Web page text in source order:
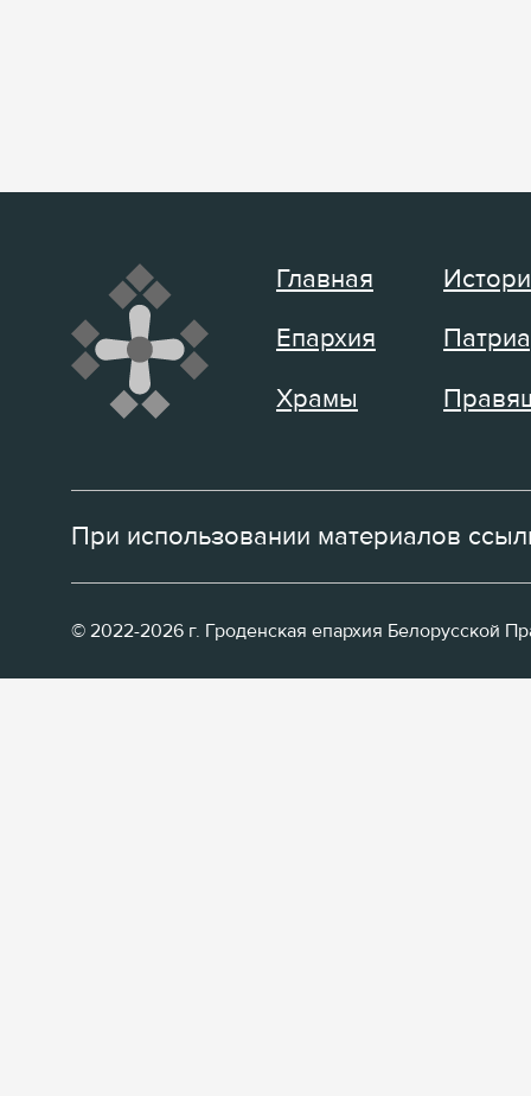
Главная
Епархия
Храмы
При использовании материалов
© 2022-2026 г. Гроденская епархия Белорусской